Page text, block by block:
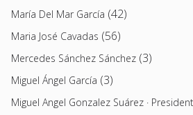
María Del Mar García (42)
Maria José Cavadas (56)
Mercedes Sánchez Sánchez (3)
Miguel Ángel García (3)
Miguel Angel Gonzalez Suárez ·